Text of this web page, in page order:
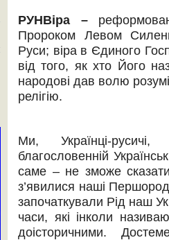
РУНВіра –
Пророком Левом
Руси; віра в Єдиного
від того, як хто Його
народові дав волю
релігію.
Ми, Українці-
благословенній
саме – не зможе
з’явилися наші
започаткували Рід наш
часи, які інколи
доісторичними.